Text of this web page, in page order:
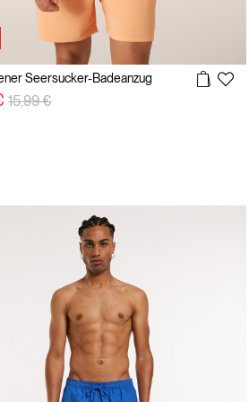
Seersucker-Badeanzug
Preisreduzierung von
15,99 €auf